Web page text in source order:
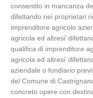
consentito in mancanza
difettando nei proprietari
imprenditore agricolo
agricola ed altresi’
qualifica di imprenditore
agricola ed altresi’
aziendale o fondiario
del Comune di
concreto opere con